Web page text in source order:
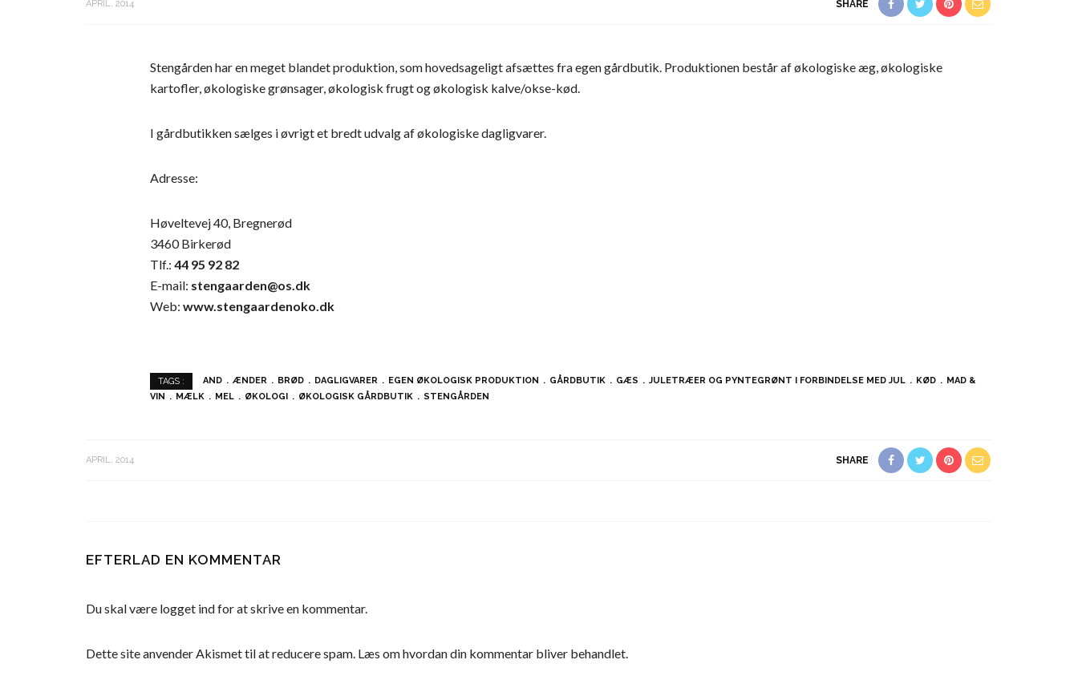
APRIL, 2014 SHARE
Stengården har en meget blandet produktion, som hovedsageligt afsættes fra egen gårdbutik. Produktionen består af økologiske æg, økologiske
kartofler, økologiske grønsager, økologisk frugt og økologisk kalve/okse-kød.
I gårdbutikken sælges i øvrigt et bredt udvalg af økologiske dagligvarer.
Adresse:
Høveltevej 40, Bregnerød
3460 Birkerød
Tlf.: 44 95 92 82
E-mail: stengaarden@os.dk
Web: www.stengaardenoko.dk
TAGS : AND ÆNDER BRØD DAGLIGVARER EGEN ØKOLOGISK PRODUKTION GÅRDBUTIK GÆS JULETRÆER OG PYNTEGRØNT I FORBINDELSE MED JUL KØD
MAD &
VIN
MÆLK MEL ØKOLOGI ØKOLOGISK GÅRDBUTIK STENGÅRDEN
APRIL, 2014 SHARE
EFTERLAD EN KOMMENTAR
Du skal være logget indfor at skrive en kommentar.
Dette site anvender Akismet til at reducere spam. Læs om hvordan din kommentar bliver behandlet.